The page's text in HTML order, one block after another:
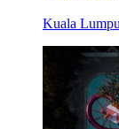
Kuala